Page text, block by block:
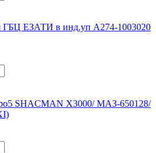
ГБЦ ЕЗАТИ в инд.уп А274-1003020
SHACMAN X3000/ МАЗ-650128/